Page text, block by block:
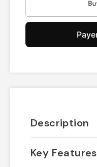
Description
Key Features